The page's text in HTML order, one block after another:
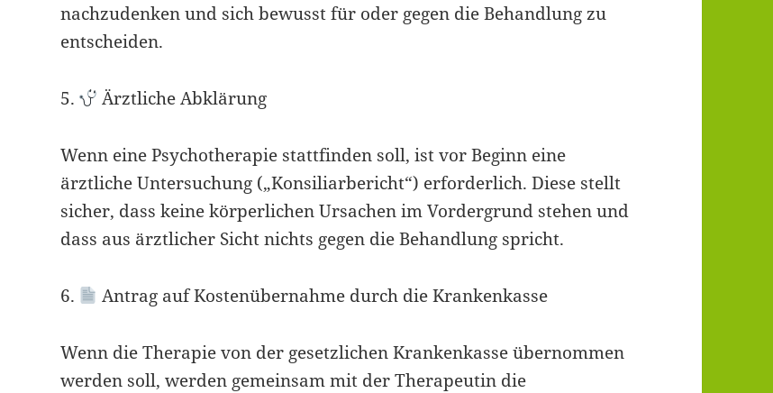
nachzudenken und sich bewusst für oder gegen die Behandlung zu
entscheiden.
5. Ärztliche Abklärung
Wenn eine Psychotherapie stattfinden soll, ist vor Beginn eine
ärztliche Untersuchung („Konsiliarbericht“) erforderlich. Diese stellt
sicher, dass keine körperlichen Ursachen im Vordergrund stehen und
dass aus ärztlicher Sicht nichts gegen die Behandlung spricht.
6. Antrag auf Kostenübernahme durch die Krankenkasse
Wenn die Therapie von der gesetzlichen Krankenkasse übernommen
werden soll, werden gemeinsam mit der Therapeutin die